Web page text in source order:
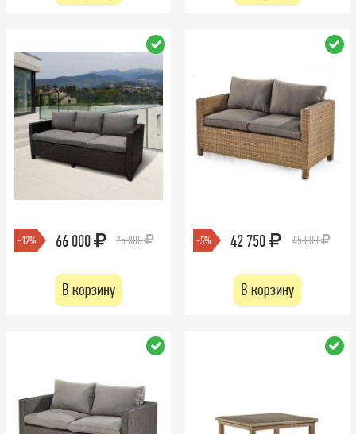
-12% 66 000 75 000
В корзину
-5% 42 750 45 000
В корзину